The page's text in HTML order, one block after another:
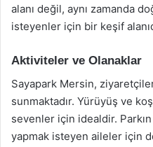
alanı değil, aynı zamanda
isteyenler için bir keşif
Aktiviteler ve Olanaklar
Sayapark Mersin,
sunmaktadır. Yürüyüş ve
sevenler için idealdir.
yapmak isteyen aileler için